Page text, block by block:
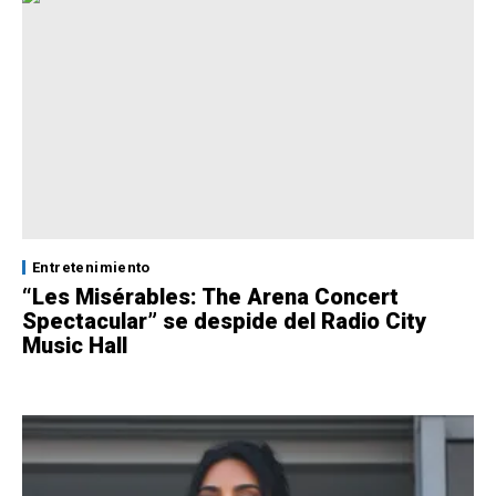
Entretenimiento
“Les Misérables: The Arena Concert
Spectacular” se despide del Radio City
Music Hall